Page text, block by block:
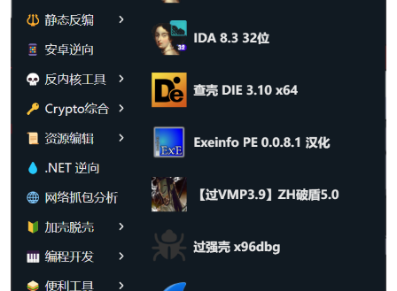
po